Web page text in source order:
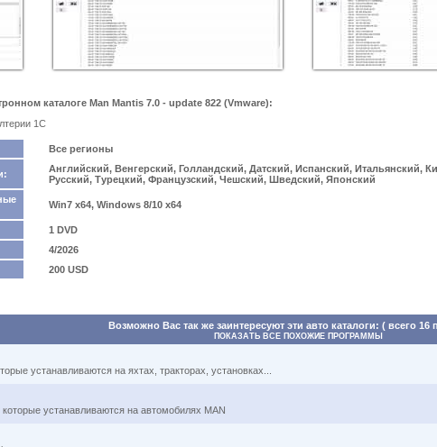
каталоге Man Mantis 7.0 - update 822 (Vmware):
1С
Все регионы
Английский, Венгерский, Голландский, Датский, Испанский, Итальянский,
Русский, Турецкий, Французский, Чешский, Шведский, Японский
Win7 x64, Windows 8/10 x64
1 DVD
4/2026
200 USD
Возможно Вас так же заинтересуют эти авто каталоги: ( всего 16
ПОКАЗАТЬ ВСЕ ПОХОЖИЕ ПРОГРАММЫ
устанавливаются на яхтах, тракторах, установках...
устанавливаются на автомобилях MAN